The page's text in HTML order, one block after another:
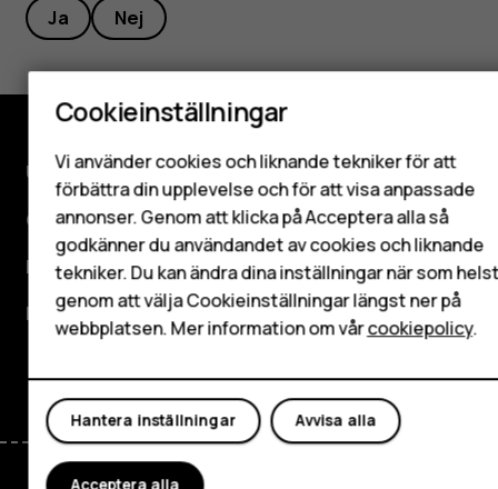
Smartphones
Mobiltelefoner
Tillbehör
HMD Terra M
Surfplattor
Mitt konto
Ja Nej
Utforska
Om
Planet and people
Kundservice
Cookieinställningar
Vi använder cookies och liknande tekniker för att
förbättra din upplevelse och för att visa anpassade
annonser. Genom att klicka på Acceptera alla så
godkänner du användandet av cookies och liknande
tekniker. Du kan ändra dina inställningar när som helst
genom att välja Cookieinställningar längst ner på
webbplatsen. Mer information om vårcookiepolicy.
Avvisa alla
Hantera inställningar
Acceptera alla